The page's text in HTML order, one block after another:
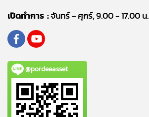
เปิดทำการ :จันทร์ - ศุกร์, 9.00 - 17.00 น.
@pordeeasset